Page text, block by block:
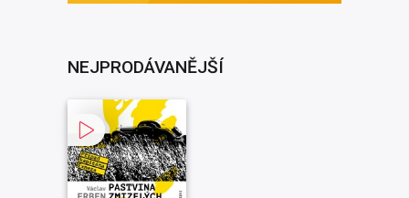
NEJPRODÁVANĚJŠÍ